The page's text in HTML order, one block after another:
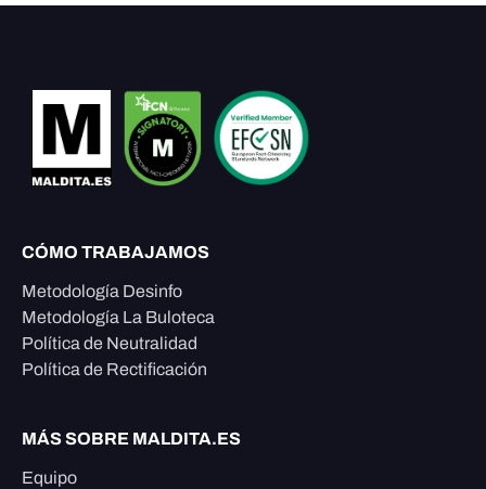
CÓMO TRABAJAMOS
Metodología Desinfo
Metodología La Buloteca
Política de Neutralidad
Política de Rectificación
MÁS SOBRE MALDITA.ES
Equipo